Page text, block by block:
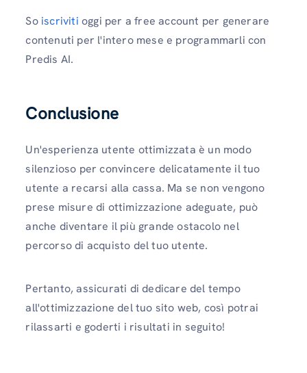
So iscriviti oggi per a free account per generare
contenuti per l'intero mese e programmarli con
Predis AI.
Conclusione
Un'esperienza utente ottimizzata è un modo
silenzioso per convincere delicatamente il tuo
utente a recarsi alla cassa. Ma se non vengono
prese misure di ottimizzazione adeguate, può
anche diventare il più grande ostacolo nel
percorso di acquisto del tuo utente.
Pertanto, assicurati di dedicare del tempo
all'ottimizzazione del tuo sito web, così potrai
rilassarti e goderti i risultati in seguito!